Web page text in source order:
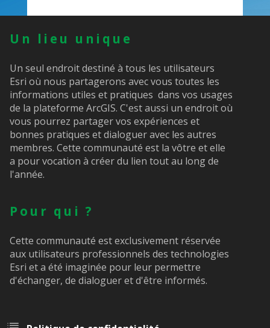
contenu
Un lieu unique
Un seul endroit destiné à tous les utilisateurs
Esri où nous partagerons avec vous toutes les
informations utiles et pratiques dans vos usages
de la plateforme ArcGIS. C'est aussi un endroit où
vous pourrez partager vos expériences et
bonnes pratiques et dialoguer avec les autres
membres. Cette communauté est la vôtre et elle
a pour vocation à créer du lien tout au long de
l'année.
Pour qui ?
Cette communauté est exclusivement réservée
aux utilisateurs professionnels des technologies
Esri et a été imaginée pour leur permettre
d'échanger, de dialoguer et d'être informés.